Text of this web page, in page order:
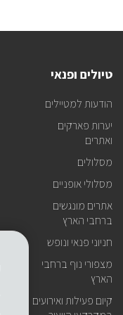
טיולים ופנאי
הודעות למטיילים
יערות פארקים
ואתרים
מסלולים
מסלולי אופניים
אתרים מונגשים
ברחבי הארץ
חניוני פנאי ונופש
מצפורי נוף ברחבי
הארץ
קיום פעילות ואירועים